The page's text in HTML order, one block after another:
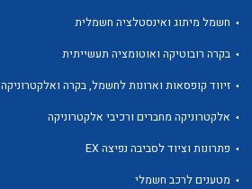
לכל מוצרי היצרן
חשמל מיתוג ואינסטלציה חשמלית
בקרה רובוטיקה ואוטומציה תעשייתית
זיווד קופסאות וארונות לחשמל, בקרה ואלקטרוניקה
אלקטרוניקה מחברים ורכיבי אלקטרוניקה
פתרונות וציוד לסביבה נפיצה EX
מטענים לרכב חשמלי